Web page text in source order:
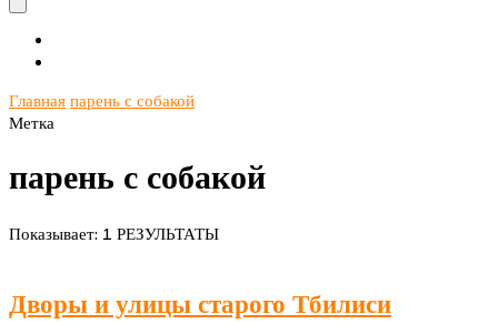
Главная парень с собакой
Метка
парень с собакой
Показывает: 1 РЕЗУЛЬТАТЫ
Дворы и улицы старого Тбилиси